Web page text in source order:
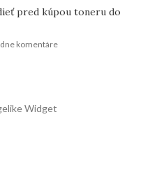
pred kúpou toneru do
komentáre